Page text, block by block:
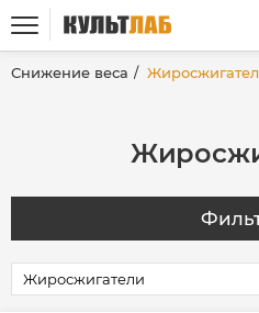
Снижение веса